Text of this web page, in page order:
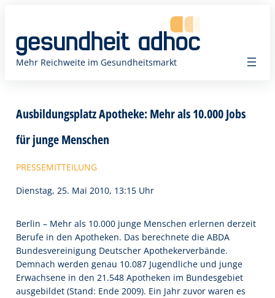
springen
Mehr Reichweite im Gesundheitsmarkt
Ausbildungsplatz Apotheke: Mehr als 10.000 Jobs
für junge Menschen
PRESSEMITTEILUNG
Dienstag, 25. Mai 2010, 13:15 Uhr
Berlin – Mehr als 10.000 junge Menschen erlernen derzeit
Berufe in den Apotheken. Das berechnete die ABDA 
Bundesvereinigung Deutscher Apothekerverbände.
Demnach werden genau 10.087 Jugendliche und junge
Erwachsene in den 21.548 Apotheken im Bundesgebiet
ausgebildet (Stand: Ende 2009). Ein Jahr zuvor waren es